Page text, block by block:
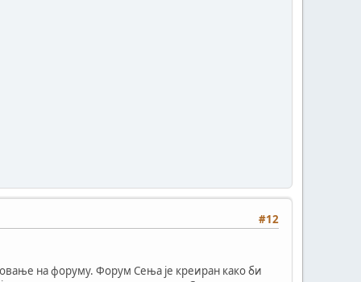
#12
на форуму. Форум Сења је креиран како би